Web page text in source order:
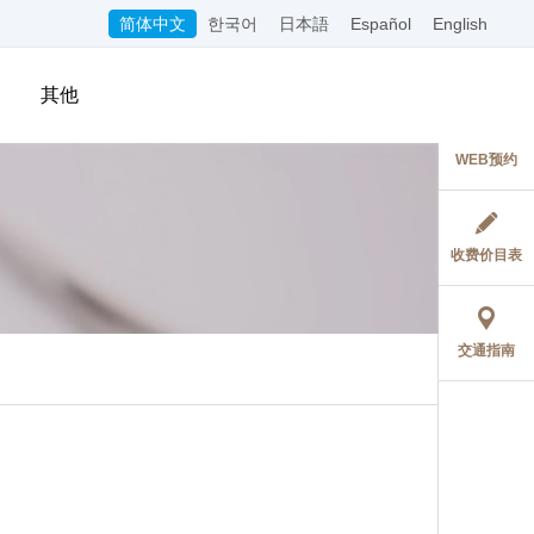
简体中文 한국어 日本語 Español English
其他
WEB预约
收费价目表
交通指南